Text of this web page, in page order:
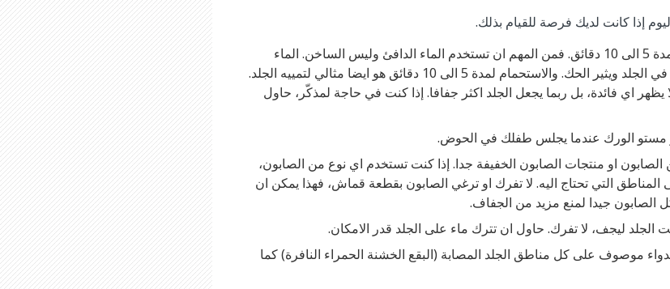
حمّم طفلك في الماء الفاتر لمدة 5 الى 10 دقائق. فمن المهم ان تستخدم الماء الدافئ وليس الساخن. الماء
الساخن يمكن ان يحدث تهيجا في الجلد ويثير الحك. والاستحمام لمدة 5 الى 10 دقائق هو ايضا مثالي لتمييه الجلد.
يظهر اي فائدة، بل ربما يجعل الجلد اكثر جفافا. إذا كنت في حاجة لمذكّر، حاول
مستو الورك عندما يجلس طفلك في الحوض.
او منتجات الصابون الخفيفة جدا. إذا كنت تستخدم اي نوع من الصابون،
التي تحتاج اليه. لا تفرك او ترغي الصابون بقطعة قماش، فهذا يمكن ان
الصابون جيدا لمنع مزيد من الجفاف.
الجلد ليجف، لا تفرك. حاول ان تترك ماء على الجلد قدر الامكان.
موصوف على كل مناطق الجلد المصابة (البقع الخشنة الحمراء النافرة) كما